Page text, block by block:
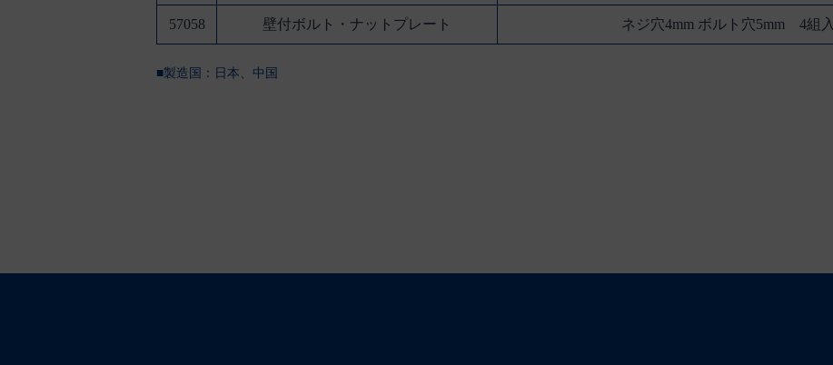
57058 壁付ボルト・ナットプレート ネジ穴4mm ボルト穴5mm 4組入
■製造国： 日本、中国